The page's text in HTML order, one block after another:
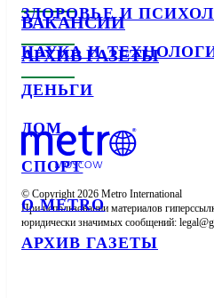
ЗДОРОВЬЕ И
НАУКА И
ДЕНЬГИ
ДОМ
СПОРТ
О METRO
АРХИВ ГАЗЕТЫ
ВАКАНСИИ
АРХИВ ГАЗЕТЫ
© Copyright 2026 Metro International
При использовании материалов
юридически значимых сообщений: